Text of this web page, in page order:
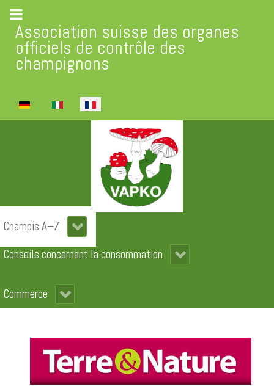
Association suisse des organes
officiels de contrôle des
champignons
Sélectionnez votre langue
Champis A–Z
Conseils concernant la consommation
Commerce